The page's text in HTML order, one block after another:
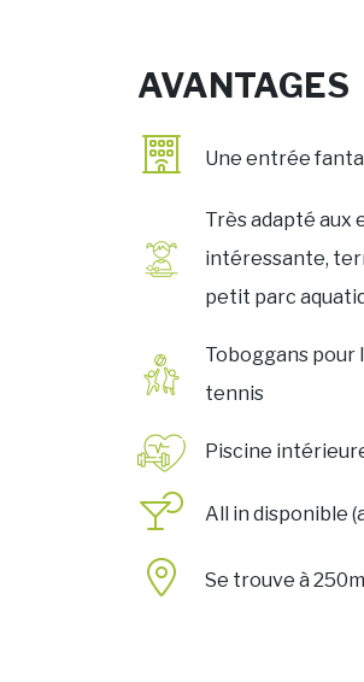
AVANTAGES
Une entrée
Très adapté aux
intéressante,
petit parc
Toboggans pour
tennis
Piscine
All in disponible
Se trouve à